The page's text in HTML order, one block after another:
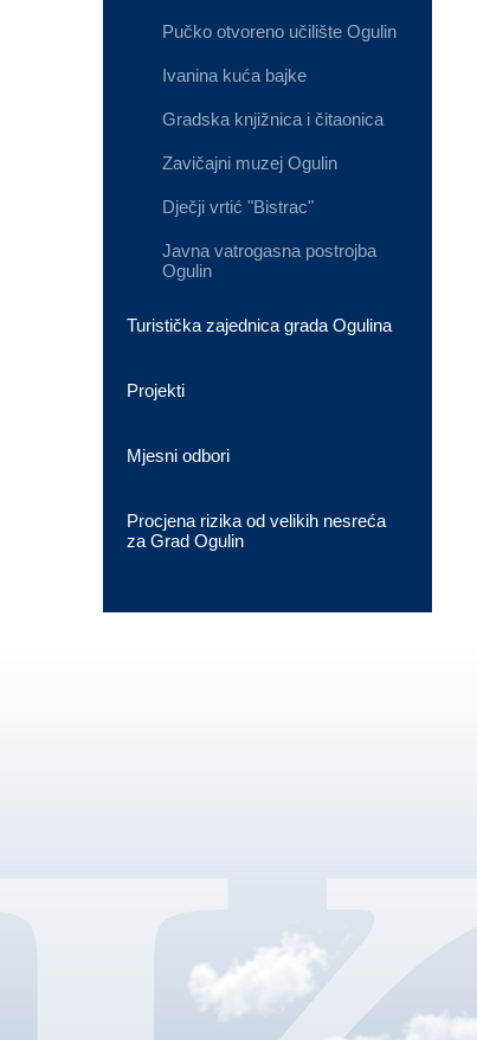
Pučko otvoreno učilište Ogulin
Ivanina kuća bajke
Gradska knjižnica i čitaonica
Zavičajni muzej Ogulin
Dječji vrtić "Bistrac"
Javna vatrogasna postrojba
Ogulin
Turistička zajednica grada Ogulina
Projekti
Mjesni odbori
Procjena rizika od velikih nesreća
za Grad Ogulin